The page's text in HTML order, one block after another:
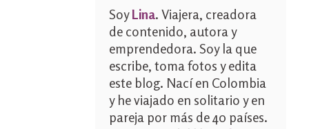
SoyLina. Viajera, creadora
de contenido, autora y
emprendedora. Soy la que
escribe, toma fotos y edita
este blog. Nací en Colombia
y he viajado en solitario y en
pareja por más de 40 países.